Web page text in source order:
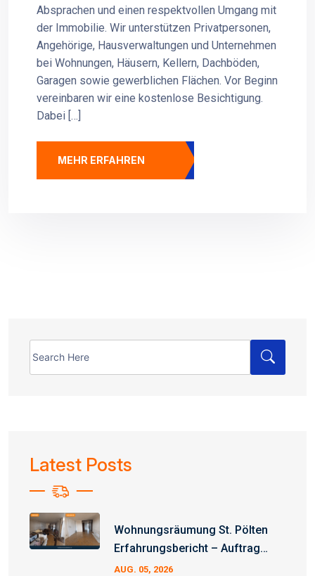
Absprachen und einen respektvollen Umgang mit
der Immobilie. Wir unterstützen Privatpersonen,
Angehörige, Hausverwaltungen und Unternehmen
bei Wohnungen, Häusern, Kellern, Dachböden,
Garagen sowie gewerblichen Flächen. Vor Beginn
vereinbaren wir eine kostenlose Besichtigung.
Dabei […]
MEHR ERFAHREN
Latest Posts
Wohnungsräumung St. Pölten
Erfahrungsbericht – Auftrag
Erfolgreich Abgeschlossen
AUG. 05, 2026